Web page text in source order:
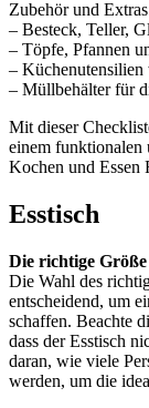
Zubehör und
– Besteck, Teller,
– Töpfe, Pfannen
– Küchenutensilien
– Müllbehälter für
Mit dieser
einem funktionalen
Kochen und Essen
Esstisch
Die richtige
Die Wahl des
entscheidend, um
schaffen. Beachte
dass der Esstisch
daran, wie viele
werden, um die